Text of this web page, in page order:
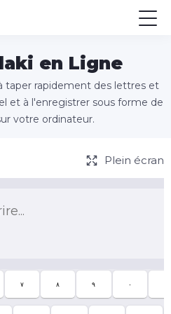
en Ligne
taper rapidement des lettres et
et à l'enregistrer sous forme de
votre ordinateur.
Plein écran
۷ ۸ ۹ ۰